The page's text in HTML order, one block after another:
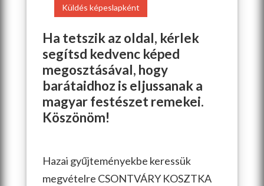
Küldés képeslapként
Ha tetszik az oldal, kérlek
segítsd kedvenc képed
megosztásával, hogy
barátaidhoz is eljussanak a
magyar festészet remekei.
Köszönöm!
Hazai gyűjteményekbe keressük
megvételre CSONTVÁRY KOSZTKA